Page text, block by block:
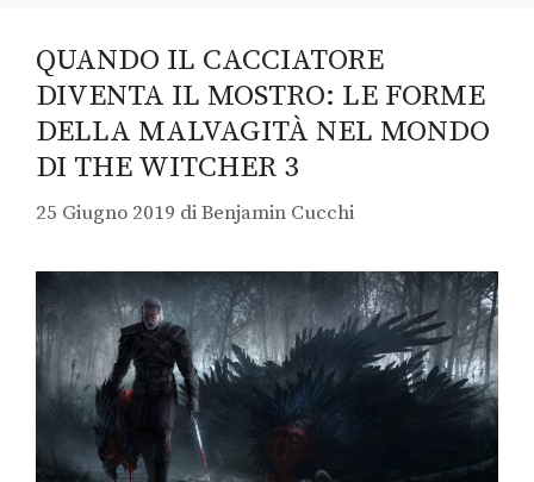
QUANDO IL CACCIATORE
DIVENTA IL MOSTRO: LE FORME
DELLA MALVAGITÀ NEL MONDO
DI THE WITCHER 3
25 Giugno 2019 diBenjamin Cucchi